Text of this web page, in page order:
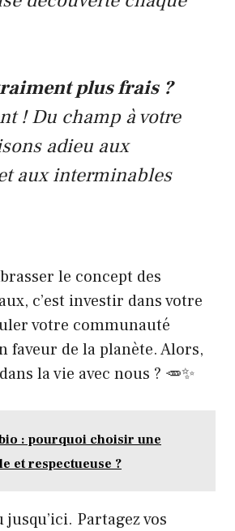
plus frais ?
! Du champ à votre
adieu aux
aux interminables
le concept des
c’est investir dans votre
votre communauté
faveur de la planète. Alors,
la vie avec nous ? 🥕✨
: pourquoi choisir une
et respectueuse ?
Partagez vos